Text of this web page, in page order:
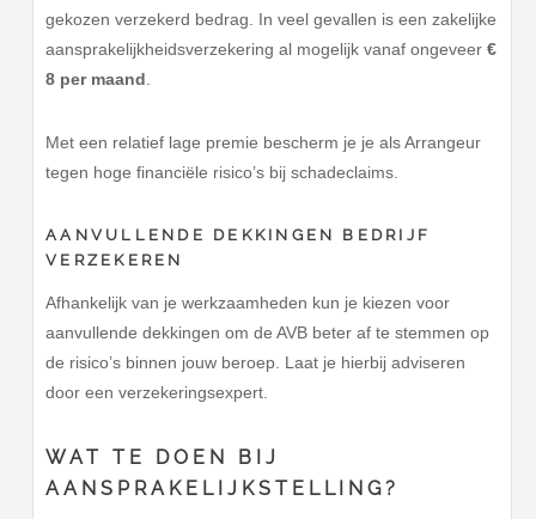
gekozen verzekerd bedrag. In veel gevallen is een zakelijke
aansprakelijkheidsverzekering al mogelijk vanaf ongeveer€
8 per maand
Met een relatief lage premie bescherm je je als Arrangeur
tegen hoge financiële risico’s bij schadeclaims.
AANVULLENDE DEKKINGEN BEDRIJF
VERZEKEREN
Afhankelijk van je werkzaamheden kun je kiezen voor
aanvullende dekkingen om de AVB beter af te stemmen op
de risico’s binnen jouw beroep. Laat je hierbij adviseren
door een verzekeringsexpert.
WAT TE DOEN BIJ
AANSPRAKELIJKSTELLING?